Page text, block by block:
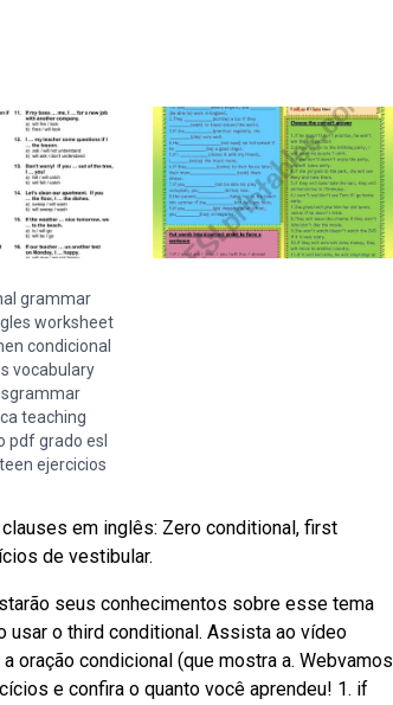
grammar
worksheet
condicional
vocabulary
teaching
pdf grado esl
ejercicios
em inglês: Zero conditional, first
de vestibular.
seus conhecimentos sobre esse tema
usar o third conditional. Assista ao vídeo
oração condicional (que mostra a. Webvamos
e confira o quanto você aprendeu! 1. if